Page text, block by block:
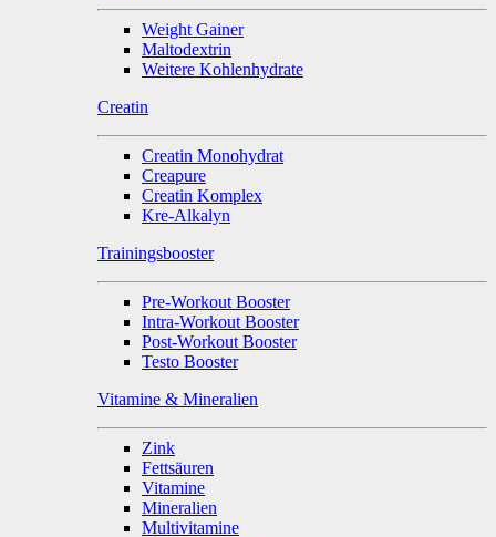
Weight Gainer
Maltodextrin
Weitere Kohlenhydrate
Creatin
Creatin Monohydrat
Creapure
Creatin Komplex
Kre-Alkalyn
Trainingsbooster
Pre-Workout Booster
Intra-Workout Booster
Post-Workout Booster
Testo Booster
Vitamine & Mineralien
Zink
Fettsäuren
Vitamine
Mineralien
Multivitamine